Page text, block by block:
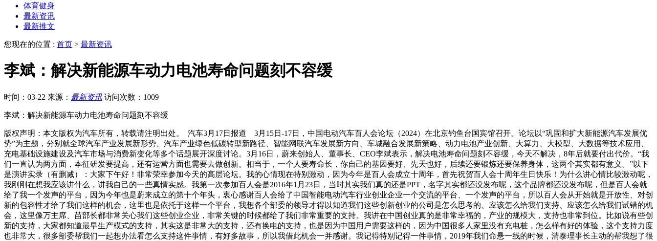
体育健身
最新资讯
最新推文
您现在的位置 : 首页 > 最新资讯
李斌：解决新能源车动力电池寿命问题刻不容缓
时间：03-22 来源： 最新资讯 访问次数：1009
李斌：解决新能源车动力电池寿命问题刻不容缓
版权声明：本文版权为汽车所有，转载请注明出处。 汽车3月17日报道 3月15日-17日，中国电动汽车百人会论坛（2024）在北京钓鱼台国宾馆召开。论坛以“巩固和扩大新能源汽车发展优
势”为主题，分别就全球汽车产业发展新形势、汽车产业绿色低碳转型新路径、智能网联汽车发展新方向、车城融合发展新策略、动力电池产业创新、大算力、大模型、大数据等技术应用、
充电基础设施建设及汽车市场与消费新变化等多个话题展开深度讨论。3月16日，蔚来创始人、董事长、CEO李斌表示，解决电池寿命问题刻不容缓，今天不解决，8年后就要付出代价。“我
们一直认为两方面，本征研发要提高，还有运营方面也需要去做创新。相当于，一个人要寿命长，你自己的基因要好、先天也好，后续还要锻炼还要保养身体，这两个其实都有意义。”以下
是演讲实录（有删减）：大家下午好！非常荣幸参加今天的高层论坛。我的心情现在特别激动，因为今年是百人会成立十周年，首先祝贺百人会十周年生日快乐！为什么讲心情比较激动呢，
我刚刚在想我应该讲什么，讲我自己的一些真情实感。我第一次参加百人会是2016年1月23日，当时其实我们真的还是PPT，名字其实都还没发布呢，这个品牌都还没发布呢，但是百人会就
给了我一个发声的平台，因为今年也是蔚来成立的第十个年头，衷心感谢百人会给了中国智能电动汽车行业创业企业一个交流的平台、一个发声的平台，所以百人会从开始就是开放性、对创
新的包容性才给了我们这样的机会，这里也是依托于这样一个平台，我想各个部委的领导才得以知道我们这些创新创业的公司是怎么思考的、应该怎么给我们支持、应该怎么给我们试错的机
会，这里像万主席、苗部长都非常关心我们这些创业企业，非常关键的时候都给了我们非常重要的支持。我讲在中国创业真的是非常幸福的，产业的规模大，支持也非常到位。比如说有些创
新的支持，大家都知道最早生产模式的支持，其实这是非常大的支持，还有换电的支持，也是因为中国用户需要这样的，因为中国很多人家里没有充电桩，怎么样有好的体验，这个支持力度
也非常大，很多部委帮我们一起想办法看怎么支持这件事情，有好多故事，所以我借此机会一并感谢。我记得特别记得一件事情，2019年我们命悬一线的时候，清泰理事长主动的帮我想了很